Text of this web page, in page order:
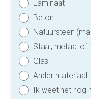
Laminaat
Beton
Natuursteen
Staal, metaal of
Glas
Ander materiaal
Ik weet het nog